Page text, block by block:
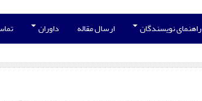
راهنمای نویسندگان ارسال مقاله داوران